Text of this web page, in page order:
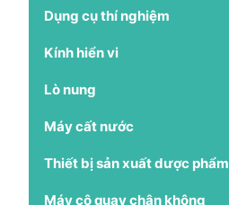
Dụng cụ thí nghiệm
Kính hiển vi
Lò nung
Máy cất nước
Thiết bị sản xuất dược phẩm
Máy cô quay chân không